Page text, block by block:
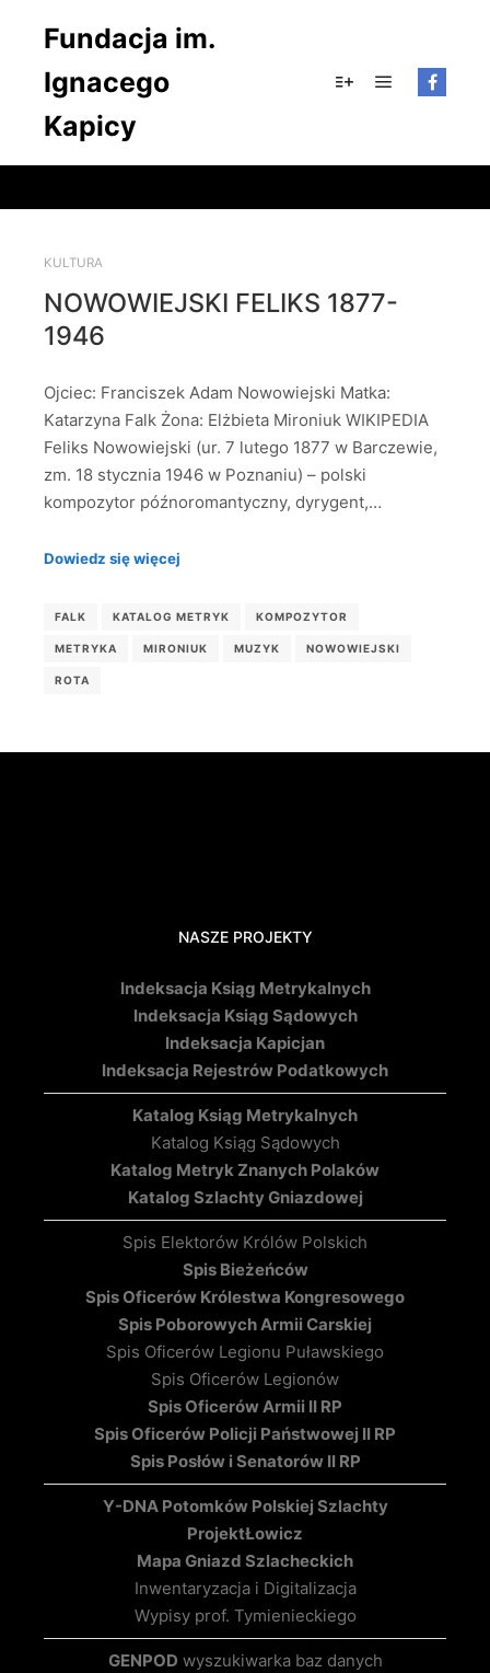
Fundacja im.
Ignacego
Kapicy
KULTURA
NOWOWIEJSKI FELIKS 1877-
1946
Ojciec: Franciszek Adam Nowowiejski Matka:
Katarzyna Falk Żona: Elżbieta Mironiuk WIKIPEDIA
Feliks Nowowiejski (ur. 7 lutego 1877 w Barczewie,
zm. 18 stycznia 1946 w Poznaniu) – polski
kompozytor późnoromantyczny, dyrygent,…
Dowiedz się więcej
FALK KATALOG METRYK KOMPOZYTOR
METRYKA MIRONIUK MUZYK NOWOWIEJSKI
ROTA
NASZE PROJEKTY
Indeksacja Ksiąg Metrykalnych
Indeksacja Ksiąg Sądowych
Indeksacja Kapicjan
Indeksacja Rejestrów Podatkowych
Katalog Ksiąg Metrykalnych
Katalog Ksiąg Sądowych
Katalog Metryk Znanych Polaków
Katalog Szlachty Gniazdowej
Spis Elektorów Królów Polskich
Spis Bieżeńców
Spis Oficerów Królestwa Kongresowego
Spis Poborowych Armii Carskiej
Spis Oficerów Legionu Puławskiego
Spis Oficerów Legionów
Spis Oficerów Armii II RP
Spis Oficerów Policji Państwowej II RP
Spis Posłów i Senatorów II RP
Y-DNA Potomków Polskiej Szlachty
ProjektŁowicz
Mapa Gniazd Szlacheckich
Inwentaryzacja i Digitalizacja
Wypisy prof. Tymienieckiego
GENPOD wyszukiwarka baz danych